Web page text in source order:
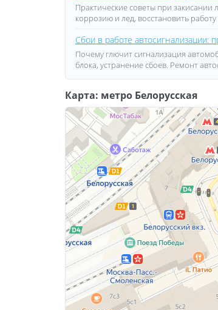
Практические советы при
коррозию и лед, восстановить
Сбои в работе автосигнализации:
Почему глючит сигнализация
блока, устранение сбоев. Ремонт
Карта: метро Белорусская